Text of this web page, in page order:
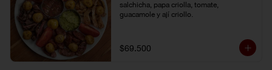
salchicha, papa criolla, tomate,
guacamole y ají criollo.
$69.500